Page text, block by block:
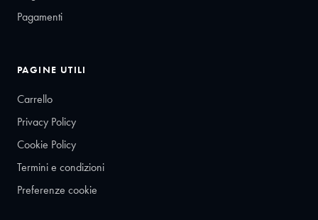
Pagamenti
PAGINE UTILI
Carrello
Privacy Policy
Cookie Policy
Termini e condizioni
Preferenze cookie